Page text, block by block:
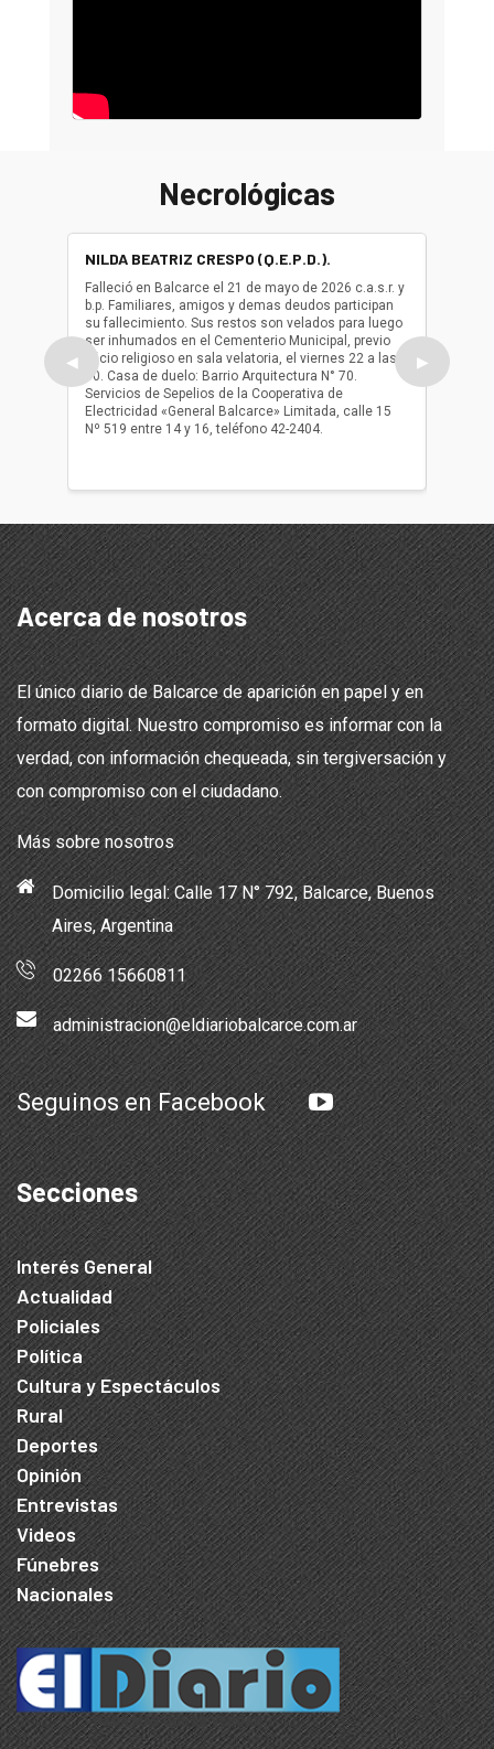
Necrológicas
◀
NILDA BEATRIZ CRESPO (Q.E.P.D.).
Falleció en Balcarce el 21 de mayo de 2026 c.a.s.r. y
b.p. Familiares, amigos y demas deudos participan
su fallecimiento. Sus restos son velados para luego
ser inhumados en el Cementerio Municipal, previo
oficio religioso en sala velatoria, el viernes 22 a las
10. Casa de duelo: Barrio Arquitectura N° 70.
Servicios de Sepelios de la Cooperativa de
Electricidad «General Balcarce» Limitada, calle 15
Nº 519 entre 14 y 16, teléfono 42-2404.
ser
oficio
▶
Acerca de nosotros
El único diario de Balcarce de aparición en papel y en
formato digital. Nuestro compromiso es informar con la
verdad, con información chequeada, sin tergiversación y
con compromiso con el ciudadano.
Más sobre nosotros
Domicilio legal: Calle 17 N° 792, Balcarce, Buenos
Aires, Argentina
02266 15660811
administracion@eldiariobalcarce.com.ar
Seguinos en Facebook
Secciones
Interés General
Actualidad
Policiales
Política
Cultura y Espectáculos
Rural
Deportes
Opinión
Entrevistas
Videos
Fúnebres
Nacionales